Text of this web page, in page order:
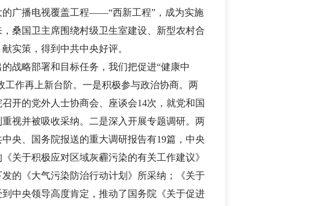
广播电视覆盖工程——“西新工程”，成为实施
，桑国卫主席围绕村级卫生室建设、新型农村合
实策，得到中共中央好评。
战略部署和目标任务，我们把促进“健康中
工作再上新台阶。一是积极参与政治协商。两
开的党外人士协商会、座谈会14次，就党和国
视并被吸收采纳。二是深入开展专题调研。两
央、国务院报送的重大调研报告有19篇，中央
关于积极应对区域灰霾污染的有关工作建议》
的《大气污染防治行动计划》所采纳；《关于
中央领导高度肯定，推动了国务院《关于促进